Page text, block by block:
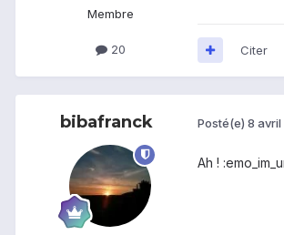
Membre
20 Citer
bibafranck Posté(e) 8 avril
Ah !